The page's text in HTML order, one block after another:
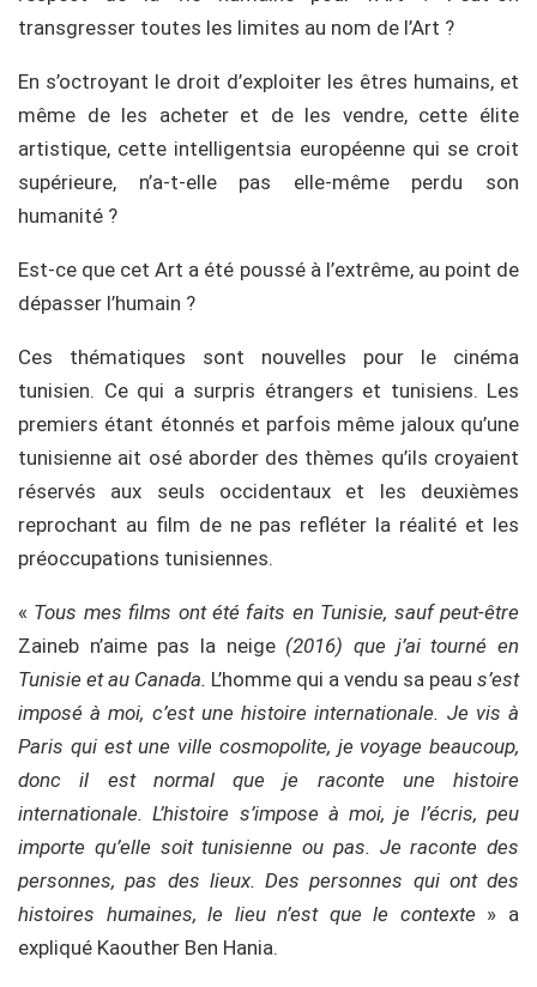
transgresser toutes les limites au nom de l’Art ?
En s’octroyant le droit d’exploiter les êtres humains, et
même de les acheter et de les vendre, cette élite
artistique, cette intelligentsia européenne qui se croit
supérieure, n’a-t-elle pas elle-même perdu son
humanité ?
Est-ce que cet Art a été poussé à l’extrême, au point de
dépasser l’humain ?
Ces thématiques sont nouvelles pour le cinéma
tunisien. Ce qui a surpris étrangers et tunisiens. Les
premiers étant étonnés et parfois même jaloux qu’une
tunisienne ait osé aborder des thèmes qu’ils croyaient
réservés aux seuls occidentaux et les deuxièmes
reprochant au film de ne pas refléter la réalité et les
préoccupations tunisiennes.
« Tous mes films ont été faits en Tunisie, sauf peut-être
Zaineb n’aime pas la neige(2016) que j’ai tourné en
Tunisie et au Canada. L’homme qui a vendu sa peau s’est
imposé à moi, c’est une histoire internationale. Je vis à
Paris qui est une ville cosmopolite, je voyage beaucoup,
donc il est normal que je raconte une histoire
internationale. L’histoire s’impose à moi, je l’écris, peu
importe qu’elle soit tunisienne ou pas. Je raconte des
personnes, pas des lieux. Des personnes qui ont des
histoires humaines, le lieu n’est que le contexte » a
expliqué Kaouther Ben Hania.